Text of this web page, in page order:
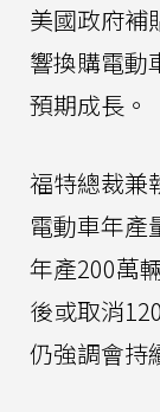
美國政府補
響換購電動
預期成長。
福特總裁兼
電動車年產
年產200萬
後或取消
仍強調會持